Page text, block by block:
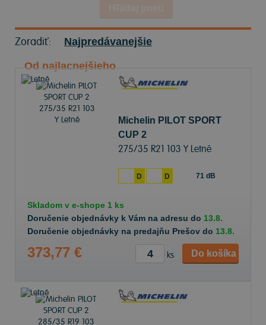
Zoradiť: Najpredávanejšie
Od najlacnejšieho
Michelin PILOT SPORT
CUP 2
275/35 R21 103 Y Letné
D D 71 dB
Skladom v e-shope 1 ks
Doručenie objednávky k Vám na adresu do 13.8.
Doručenie objednávky na predajňu Prešov do 13.8.
373,77 € ks Do košíka